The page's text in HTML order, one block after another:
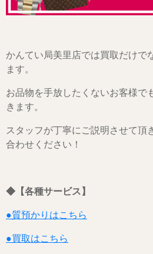
かんてい局美里店では買取だけで
ます。
お品物を手放したくないお客様で
きます。
スタッフが丁寧にご説明させて頂
合わせください！
◆【各種サービス】
●質預かりはこちら
●買取はこちら